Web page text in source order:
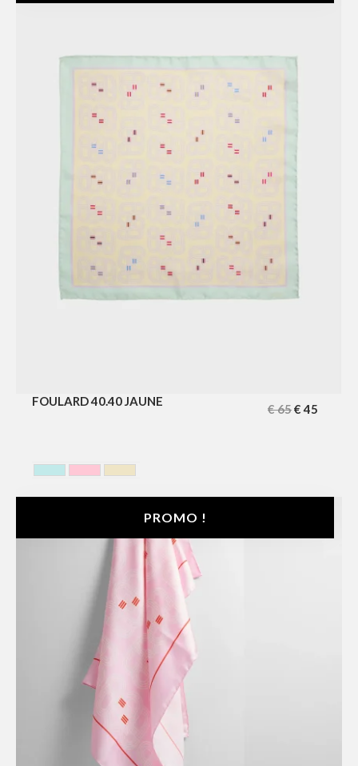
FOULARD 40.40 JAUNE
€65€45
PROMO !